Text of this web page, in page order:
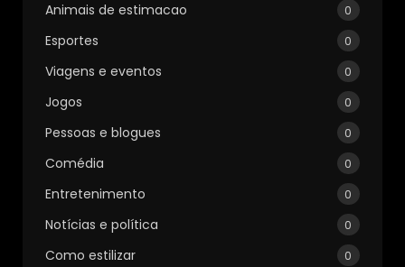
Animais de estimacao 0
Esportes 0
Viagens e eventos 0
Jogos 0
Pessoas e blogues 0
Comédia 0
Entretenimento 0
Notícias e política 0
Como estilizar 0